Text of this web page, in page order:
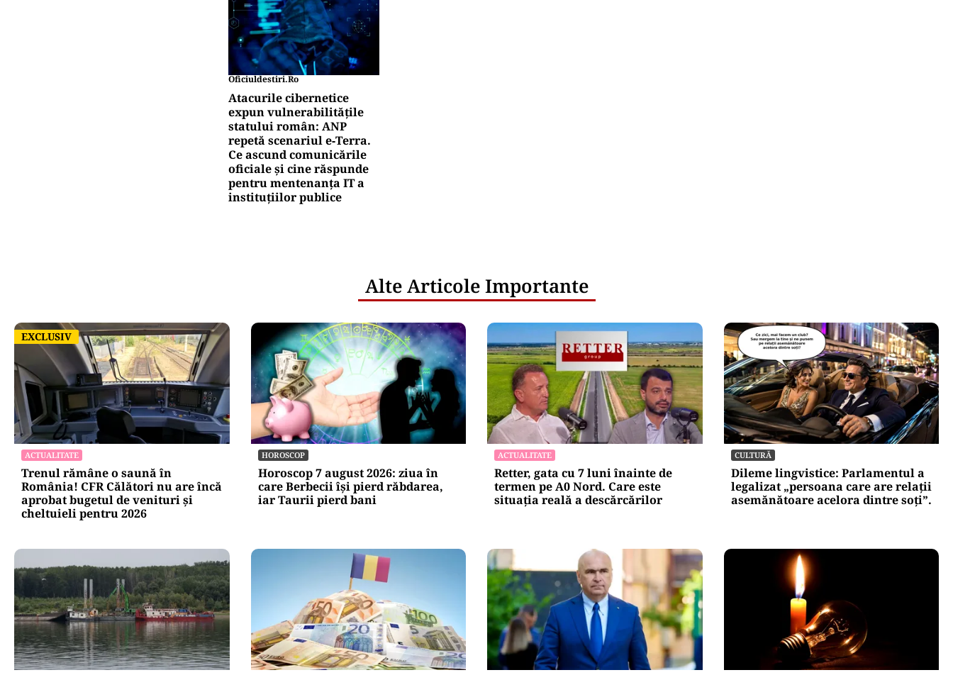
Oficiuldestiri.ro
Atacurile cibernetice
expun vulnerabilitățile
statului român: ANP
repetă scenariul e‑Terra.
Ce ascund comunicările
oficiale și cine răspunde
pentru mentenanța IT a
instituțiilor publice
Alte Articole Importante
EXCLUSIV
EXCLUSIV
ACTUALITATE
Trenul rămâne o saună în
România! CFR Călători nu are încă
aprobat bugetul de venituri și
cheltuieli pentru 2026
HOROSCOP
Horoscop 7 august 2026: ziua în
care Berbecii își pierd răbdarea,
iar Taurii pierd bani
ACTUALITATE
Retter, gata cu 7 luni înainte de
termen pe A0 Nord. Care este
situația reală a descărcărilor
CULTURĂ
Dileme lingvistice: Parlamentul a
legalizat „persoana care are relații
asemănătoare acelora dintre soți”.